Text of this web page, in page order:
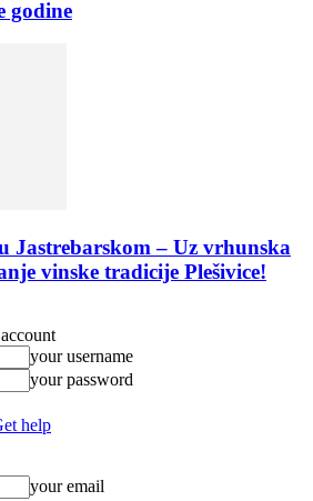
godine
Jastrebarskom – Uz vrhunska
vinske tradicije Plešivice!
your username
your password
help
your email